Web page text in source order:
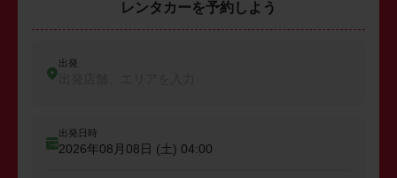
レンタカーを予約しよう
出発
出発日時
2026年08月08日 (土) 04:00